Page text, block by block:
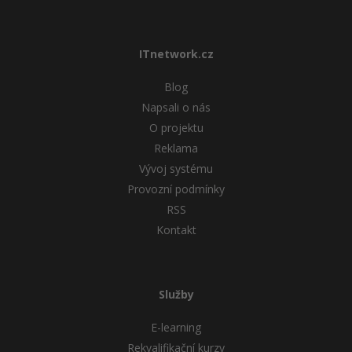
Kybernetická bezpečnost
Elektronický podpis
ITnetwork.cz
Blog
Napsali o nás
O projektu
Reklama
Vývoj systému
Provozní podmínky
RSS
Kontakt
Služby
E-learning
Rekvalifikační kurzy